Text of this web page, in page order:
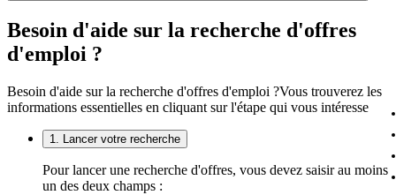
Besoin d'aide sur la recherche d'offres
d'emploi ?
Besoin d'aide sur la recherche d'offres d'emploi ?Vous trouverez les
informations essentielles en cliquant sur l'étape qui vous intéresse
1. Lancer votre recherche
Pour lancer une recherche d'offres, vous devez saisir au moins
un des deux champs :